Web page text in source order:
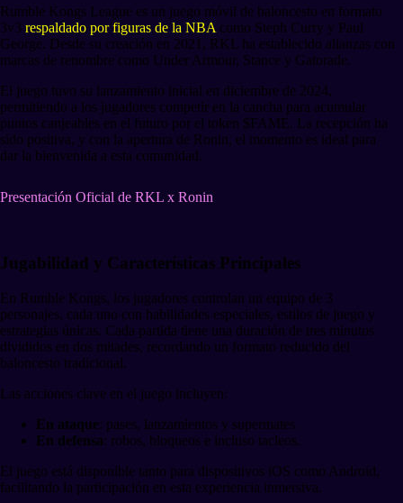
Rumble Kongs League es un juego móvil de baloncesto en formato
3v3 respaldado por figuras de la NBAcomo Steph Curry y Paul
George. Desde su creación en 2021, RKL ha establecido alianzas con
marcas de renombre como Under Armour, Stance y Gatorade.
El juego tuvo su lanzamiento inicial en diciembre de 2024,
permitiendo a los jugadores competir en la cancha para acumular
puntos canjeables en el futuro por el token $FAME. La recepción ha
sido positiva, y con la apertura de Ronin, el momento es ideal para
dar la bienvenida a esta comunidad.
Presentación Oficial de RKL x Ronin
Jugabilidad y Características Principales
En Rumble Kongs, los jugadores controlan un equipo de 3
personajes, cada uno con habilidades especiales, estilos de juego y
estrategias únicas. Cada partida tiene una duración de tres minutos
divididos en dos mitades, recordando un formato reducido del
baloncesto tradicional.
Las acciones clave en el juego incluyen:
En ataque: pases, lanzamientos y supermates.
En defensa: robos, bloqueos e incluso tacleos.
El juego está disponible tanto para dispositivos iOS como Android,
facilitando la participación en esta experiencia inmersiva.